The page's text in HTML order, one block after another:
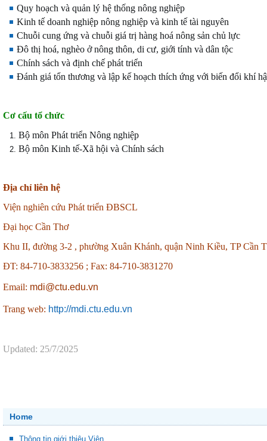
Quy hoạch và quản lý hệ thống nông nghiệp
Kinh tế doanh nghiệp nông nghiệp và kinh tế tài nguyên
Chuỗi cung ứng và chuỗi giá trị hàng hoá nông sản chủ lực
Đô thị hoá, nghèo ở nông thôn, di cư, giới tính và dân tộc
Chính sách và định chế phát triển
Đánh giá tổn thương và lập kế hoạch thích ứng với biến đổi khí
Cơ cấu tổ chức
Bộ môn Phát triển Nông nghiệp
Bộ môn Kinh tế-Xã hội và Chính sách
Địa chỉ liên hệ
Viện nghiên cứu Phát triển ĐBSCL
Đại học Cần Thơ
Khu II, đường 3-2 , phường Xuân Khánh, quận Ninh Kiều, TP Cần
ĐT: 84-710-3833256 ; Fax: 84-710-3831270
Email: mdi@ctu.edu.vn
Trang web: http://mdi.ctu.edu.vn
Updated: 25/7/2025
Home
Thông tin giới thiệu Viện